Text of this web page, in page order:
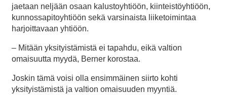
jaetaan neljään osaan kalustoyhtiöön, kiinteistöyhtiöön,
kunnossapitoyhtiöön sekä varsinaista liiketoimintaa
harjoittavaan yhtiöön.
– Mitään yksityistämistä ei tapahdu, eikä valtion
omaisuutta myydä, Berner korostaa.
Joskin tämä voisi olla ensimmäinen siirto kohti
yksityistämistä ja valtion omaisuuden myyntiä.